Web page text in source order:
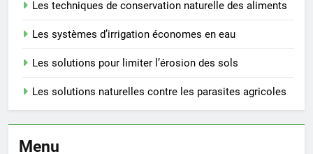
Les techniques de conservation naturelle des aliments
Les systèmes d’irrigation économes en eau
Les solutions pour limiter l’érosion des sols
Les solutions naturelles contre les parasites agricoles
Menu